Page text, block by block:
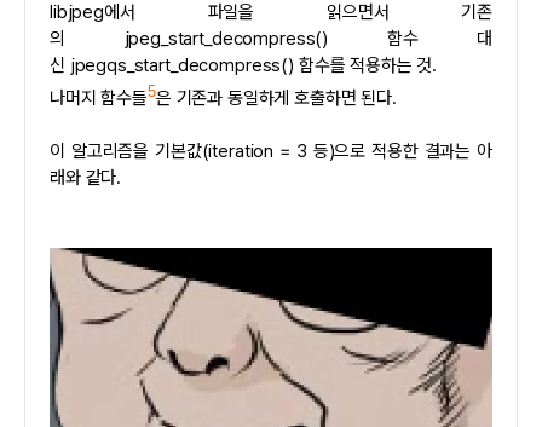
libjpeg에서 파일을 읽으면서 기존
의 jpeg_start_decompress() 함수 대
신 jpegqs_start_decompress() 함수를 적용하는 것.
나머지 함수들5은 기존과 동일하게 호출하면 된다.
이 알고리즘을 기본값(iteration = 3 등)으로 적용한 결과는 아
래와 같다.